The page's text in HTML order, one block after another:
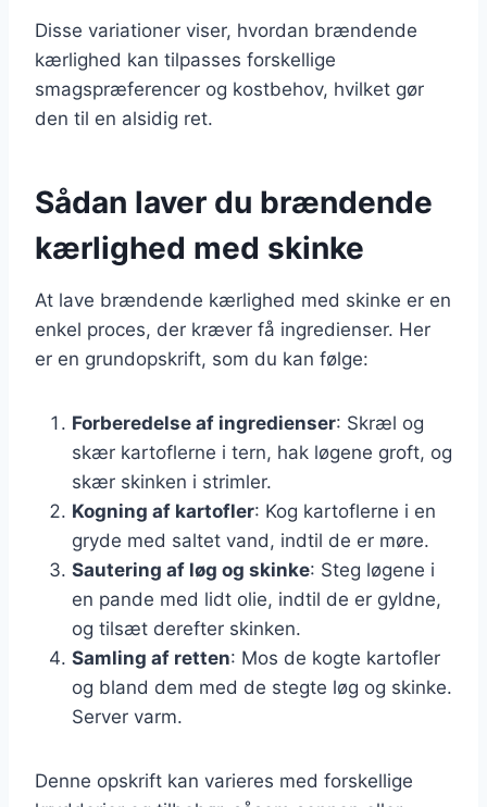
Disse variationer viser, hvordan brændende
kærlighed kan tilpasses forskellige
smagspræferencer og kostbehov, hvilket gør
den til en alsidig ret.
Sådan laver du brændende
kærlighed med skinke
At lave brændende kærlighed med skinke er en
enkel proces, der kræver få ingredienser. Her
er en grundopskrift, som du kan følge:
Forberedelse af ingredienser: Skræl og
skær kartoflerne i tern, hak løgene groft, og
skær skinken i strimler.
Kogning af kartofler: Kog kartoflerne i en
gryde med saltet vand, indtil de er møre.
Sautering af løg og skinke: Steg løgene i
en pande med lidt olie, indtil de er gyldne,
og tilsæt derefter skinken.
Samling af retten: Mos de kogte kartofler
og bland dem med de stegte løg og skinke.
Server varm.
Denne opskrift kan varieres med forskellige